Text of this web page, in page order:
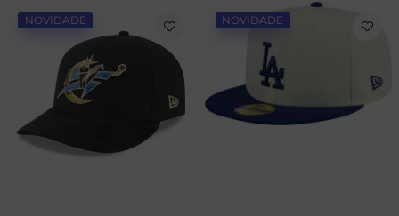
NOVIDADE NOVIDADE